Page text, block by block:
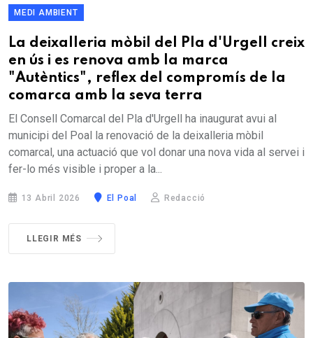
MEDI AMBIENT
La deixalleria mòbil del Pla d'Urgell creix
en ús i es renova amb la marca
"Autèntics", reflex del compromís de la
comarca amb la seva terra
El Consell Comarcal del Pla d'Urgell ha inaugurat avui al
municipi del Poal la renovació de la deixalleria mòbil
comarcal, una actuació que vol donar una nova vida al servei i
fer-lo més visible i proper a la...
13 Abril 2026 El Poal Redacció
LLEGIR MÉS